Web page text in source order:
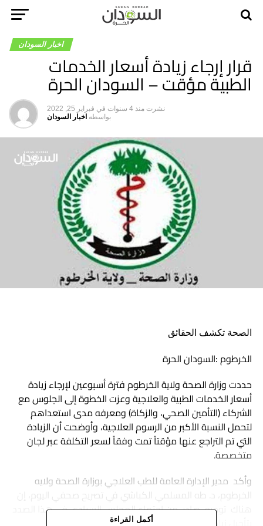
اخبار السودان
قرار إرجاء زيادة أسعار الخدمات
الطبية مؤقت – السودان الحرة
نشرت منذ 4 سنوات في فبراير 25, 2022
بواسطه اخبار السودان
الصحة تكشف الحقائق
الخرطوم :السودان الحرة
حددت وزارة الصحة ولاية الخرطوم فترة أسبوعين لإرجاء زيادة
أسعار الخدمات الطبية والعلاجية وعزت الخطوة إلى الجلوس مع
الشركاء (التأمين الصحي، والزكاة) ومعرفه مدى استعداهم
لتحمل النسبة الأكبر من الرسوم العلاجية، وأوضحت أن الزيادة
التي تم التراجع عنها مؤقتاً تمت وفقاً لسعر التكلفة عبر لجان
متخصصة.
وأكد مدير الإدارة العامة للطب العلاجي بوزارة الصحة ولايه
الخرطوم، د. طه المسلمي الكباشي في تصريح صحفي اليوم، إن
هناك توجيه صادر من اجتماع المجلس السيادي في هذا الصدد
أكمل القراءة